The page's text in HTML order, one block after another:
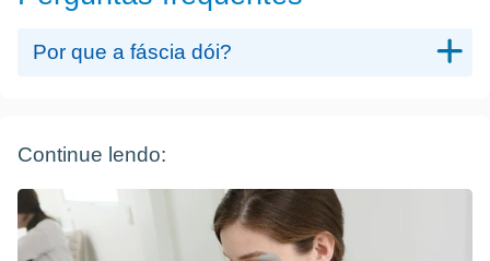
Por que a fáscia dói?
Continue lendo: